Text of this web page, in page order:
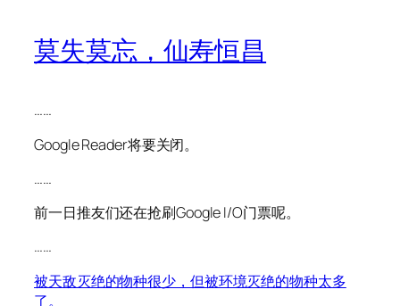
莫失莫忘，仙寿恒昌
……
Google Reader将要关闭。
……
前一日推友们还在抢刷Google I/O门票呢。
……
被天敌灭绝的物种很少，但被环境灭绝的物种太多
了。